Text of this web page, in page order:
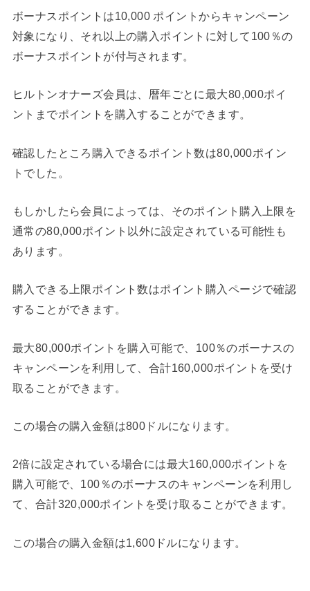
ボーナスポイントは10,000 ポイントからキャンペーン
対象になり、それ以上の購入ポイントに対して100％の
ボーナスポイントが付与されます。
ヒルトンオナーズ会員は、暦年ごとに最大80,000ポイ
ントまでポイントを購入することができます。
確認したところ購入できるポイント数は80,000ポイン
トでした。
もしかしたら会員によっては、そのポイント購入上限を
通常の80,000ポイント以外に設定されている可能性も
あります。
購入できる上限ポイント数はポイント購入ページで確認
することができます。
最大80,000ポイントを購入可能で、100％のボーナスの
キャンペーンを利用して、合計160,000ポイントを受け
取ることができます。
この場合の購入金額は800ドルになります。
2倍に設定されている場合には最大160,000ポイントを
購入可能で、100％のボーナスのキャンペーンを利用し
て、合計320,000ポイントを受け取ることができます。
この場合の購入金額は1,600ドルになります。